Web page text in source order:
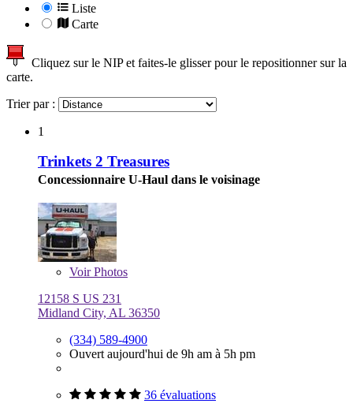
Liste
Carte
Cliquez sur le NIP et faites-le glisser pour le repositionner sur la
carte.
Trier par :
1
Trinkets 2 Treasures
Concessionnaire U-Haul dans le voisinage
VoirPhotos
12158 S US 231
Midland City, AL 36350
(334) 589-4900
Ouvert aujourd'hui de 9h am à 5h pm
36 évaluations